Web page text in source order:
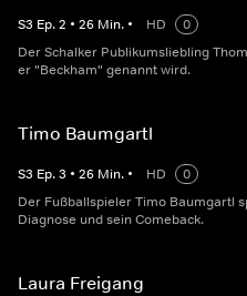
S3 Ep.2 • 26 Min. • HD
0
Der Schalker Publikumsliebling
er "Beckham" genannt wird.
Timo Baumgartl
S3 Ep.3 • 26 Min. • HD
0
Der Fußballspieler Timo Baumgartl
Diagnose und sein Comeback.
Laura Freigang